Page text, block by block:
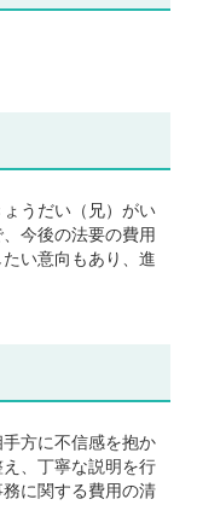
うだい（兄）がい
今後の法要の費用
い意向もあり、進
方に不信感を抱か
、丁寧な説明を行
に関する費用の清